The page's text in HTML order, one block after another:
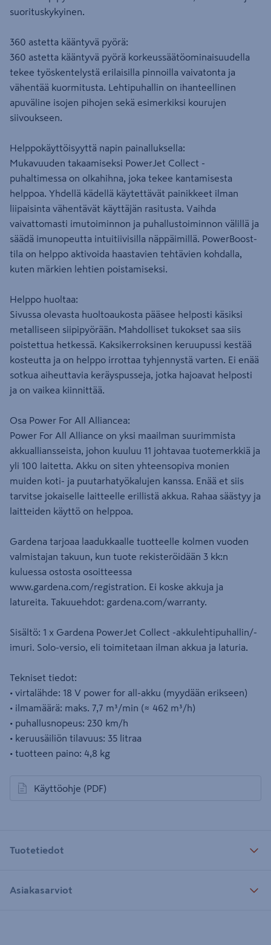
suorituskykyinen.
360 astetta kääntyvä pyörä:
360 astetta kääntyvä pyörä korkeussäätöominaisuudella
tekee työskentelystä erilaisilla pinnoilla vaivatonta ja
vähentää kuormitusta. Lehtipuhallin on ihanteellinen
apuväline isojen pihojen sekä esimerkiksi kourujen
siivoukseen.
Helppokäyttöisyyttä napin painalluksella:
Mukavuuden takaamiseksi PowerJet Collect -
puhaltimessa on olkahihna, joka tekee kantamisesta
helppoa. Yhdellä kädellä käytettävät painikkeet ilman
liipaisinta vähentävät käyttäjän rasitusta. Vaihda
vaivattomasti imutoiminnon ja puhallustoiminnon välillä ja
säädä imunopeutta intuitiivisilla näppäimillä. PowerBoost-
tila on helppo aktivoida haastavien tehtävien kohdalla,
kuten märkien lehtien poistamiseksi.
Helppo huoltaa:
Sivussa olevasta huoltoaukosta pääsee helposti käsiksi
metalliseen siipipyörään. Mahdolliset tukokset saa siis
poistettua hetkessä. Kaksikerroksinen keruupussi kestää
kosteutta ja on helppo irrottaa tyhjennystä varten. Ei enää
sotkua aiheuttavia keräyspusseja, jotka hajoavat helposti
ja on vaikea kiinnittää.
Osa Power For All Alliancea:
Power For All Alliance on yksi maailman suurimmista
akkualliansseista, johon kuuluu 11 johtavaa tuotemerkkiä ja
yli 100 laitetta. Akku on siten yhteensopiva monien
muiden koti- ja puutarhatyökalujen kanssa. Enää et siis
tarvitse jokaiselle laitteelle erillistä akkua. Rahaa säästyy ja
laitteiden käyttö on helppoa.
Gardena tarjoaa laadukkaalle tuotteelle kolmen vuoden
valmistajan takuun, kun tuote rekisteröidään 3 kk:n
kuluessa ostosta osoitteessa
www.gardena.com/registration. Ei koske akkuja ja
latureita. Takuuehdot: gardena.com/warranty.
Sisältö: 1 x Gardena PowerJet Collect -akkulehtipuhallin/-
imuri. Solo-versio, eli toimitetaan ilman akkua ja laturia.
Tekniset tiedot:
• virtalähde: 18 V power for all-akku (myydään erikseen)
• ilmamäärä: maks. 7,7 m³/min (≈ 462 m³/h)
• puhallusnopeus: 230 km/h
• keruusäiliön tilavuus: 35 litraa
• tuotteen paino: 4,8 kg
Käyttöohje (PDF)
avautuu uuteen välilehteen
Tuotetiedot
Asiakasarviot